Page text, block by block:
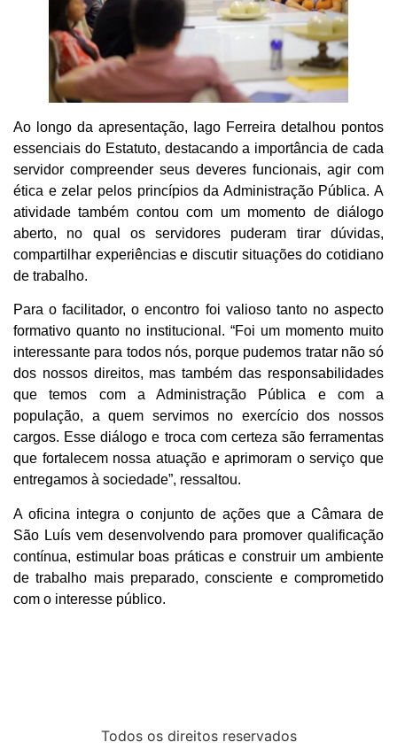
Ao longo da apresentação, Iago Ferreira detalhou pontos
essenciais do Estatuto, destacando a importância de cada
servidor compreender seus deveres funcionais, agir com
ética e zelar pelos princípios da Administração Pública. A
atividade também contou com um momento de diálogo
aberto, no qual os servidores puderam tirar dúvidas,
compartilhar experiências e discutir situações do cotidiano
de trabalho.
Para o facilitador, o encontro foi valioso tanto no aspecto
formativo quanto no institucional. “Foi um momento muito
interessante para todos nós, porque pudemos tratar não só
dos nossos direitos, mas também das responsabilidades
que temos com a Administração Pública e com a
população, a quem servimos no exercício dos nossos
cargos. Esse diálogo e troca com certeza são ferramentas
que fortalecem nossa atuação e aprimoram o serviço que
entregamos à sociedade”, ressaltou.
A oficina integra o conjunto de ações que a Câmara de
São Luís vem desenvolvendo para promover qualificação
contínua, estimular boas práticas e construir um ambiente
de trabalho mais preparado, consciente e comprometido
com o interesse público.
Todos os direitos reservados